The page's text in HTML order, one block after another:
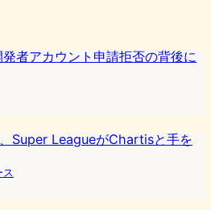
者アカウント申請拒否の背後に
Super LeagueがChartisと手を